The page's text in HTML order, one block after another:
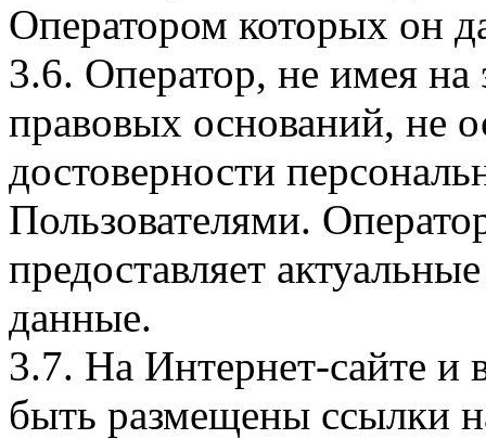
Оператором которых он
3.6. Оператор, не имея
правовых оснований, не
достоверности
Пользователями.
предоставляет
данные.
3.7. На Интернет-сайте
быть размещены ссылки